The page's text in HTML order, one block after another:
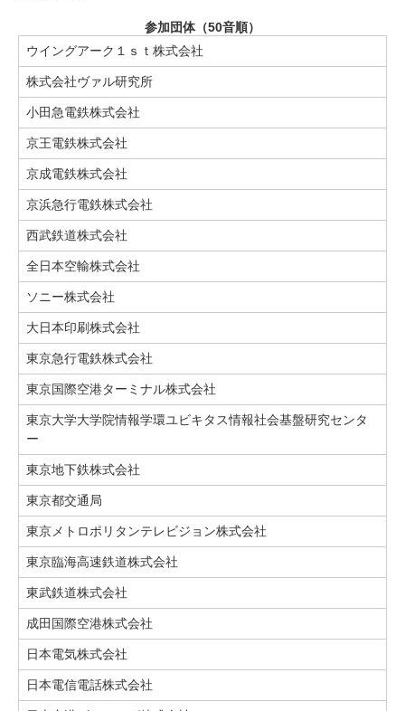
参加団体（50音順）
ウイングアーク１ｓｔ株式会社
株式会社ヴァル研究所
小田急電鉄株式会社
京王電鉄株式会社
京成電鉄株式会社
京浜急行電鉄株式会社
西武鉄道株式会社
全日本空輸株式会社
ソニー株式会社
大日本印刷株式会社
東京急行電鉄株式会社
東京国際空港ターミナル株式会社
東京大学大学院情報学環ユビキタス情報社会基盤研究センタ
ー
東京地下鉄株式会社
東京都交通局
東京メトロポリタンテレビジョン株式会社
東京臨海高速鉄道株式会社
東武鉄道株式会社
成田国際空港株式会社
日本電気株式会社
日本電信電話株式会社